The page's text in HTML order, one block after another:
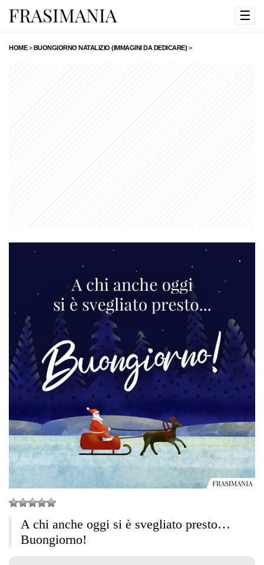
☰
HOME>BUONGIORNO NATALIZIO (IMMAGINI DA DEDICARE) >
A chi anche oggi si è svegliato presto…
Buongiorno!